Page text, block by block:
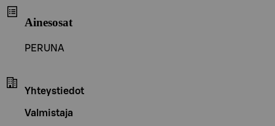
Ainesosat
PERUNA
Yhteystiedot
Valmistaja